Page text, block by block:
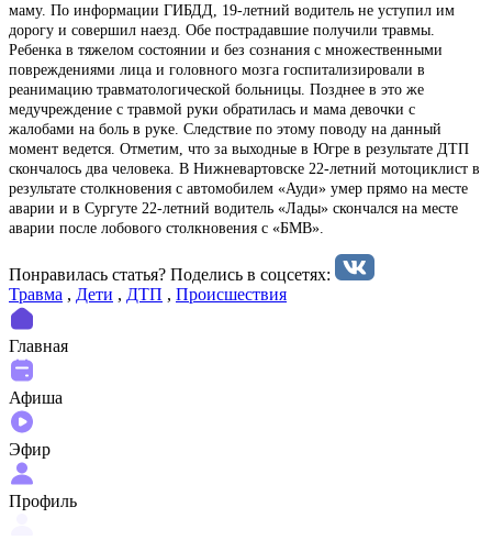
маму. По информации ГИБДД, 19-летний водитель не уступил им
дорогу и совершил наезд. Обе пострадавшие получили травмы.
Ребенка в тяжелом состоянии и без сознания с множественными
повреждениями лица и головного мозга госпитализировали в
реанимацию травматологической больницы. Позднее в это же
медучреждение с травмой руки обратилась и мама девочки с
жалобами на боль в руке. Следствие по этому поводу на данный
момент ведется. Отметим, что за выходные в Югре в результате ДТП
скончалось два человека. В Нижневартовске 22-летний мотоциклист в
результате столкновения с автомобилем «Ауди» умер прямо на месте
аварии и в Сургуте 22-летний водитель «Лады» скончался на месте
аварии после лобового столкновения с «БМВ».
Понравилась статья? Поделиcь в соцсетях:
Травма , Дети , ДТП , Происшествия
Главная
Афиша
Эфир
Профиль